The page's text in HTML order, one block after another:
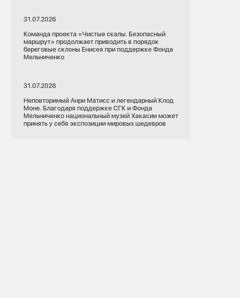
31.07.2026
Команда проекта «Чистые скалы. Безопасный
маршрут» продолжает приводить в порядок
береговые склоны Енисея при поддержке Фонда
Мельниченко
31.07.2026
Неповторимый Анри Матисс и легендарный Клод
Моне. Благодаря поддержке СГК и Фонда
Мельниченко национальный музей Хакасии может
принять у себя экспозиции мировых шедевров